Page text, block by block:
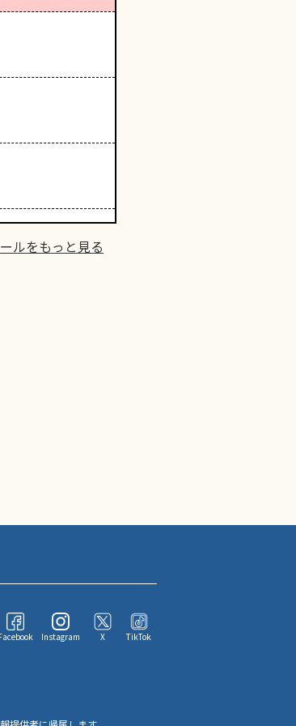
ルをもっと見る
Instagram X TikTok